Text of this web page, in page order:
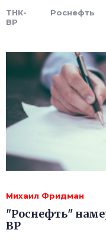
ТНК-
BP
Роснефть
Михаил Фридман
"Роснефть"
ВР